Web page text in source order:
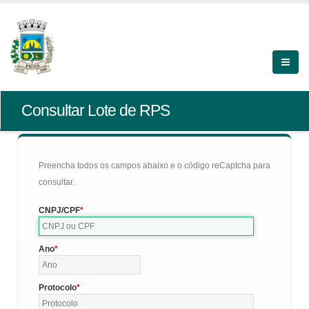
Consultar Lote de RPS
Preencha todos os campos abaixo e o código reCaptcha para
consultar.
CNPJ/CPF
Ano
Protocolo